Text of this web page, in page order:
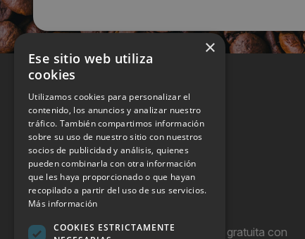
Hostel Vending es una publicación gratuita con
×
Ese sitio web utiliza
cookies
Utilizamos cookies para personalizar el
contenido, los anuncios y analizar nuestro
tráfico. También compartimos información
sobre su uso de nuestro sitio con nuestros
socios de publicidad y análisis, quienes
pueden combinarla con otra información
que les haya proporcionado o que hayan
recopilado a partir del uso de sus servicios.
Más información
COOKIES ESTRICTAMENTE